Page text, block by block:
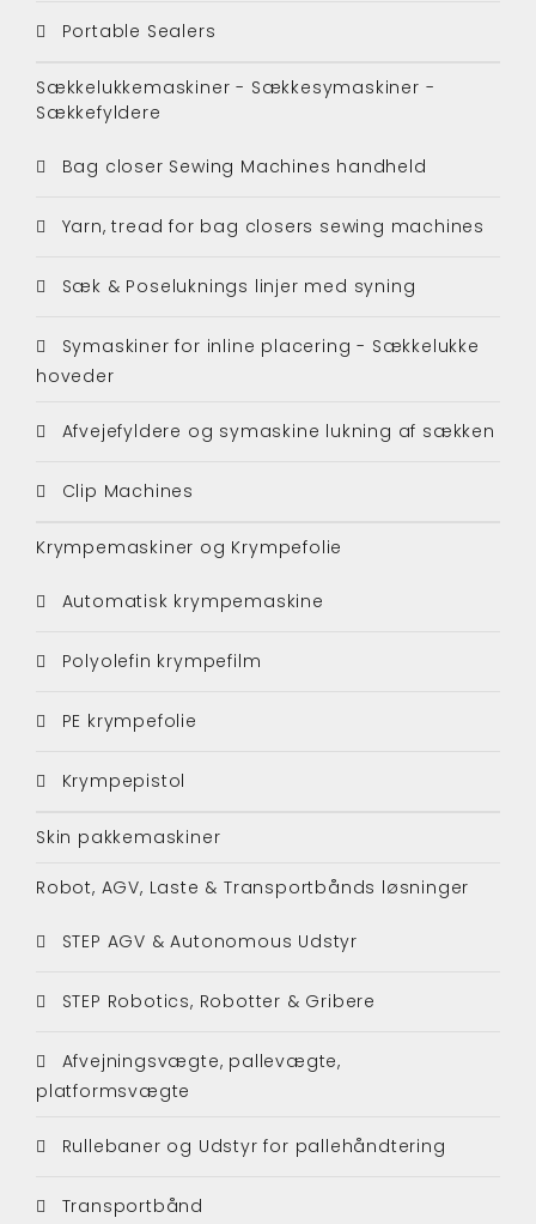
Portable Sealers
Sækkelukkemaskiner - Sækkesymaskiner -
Sækkefyldere
Bag closer Sewing Machines handheld
Yarn, tread for bag closers sewing machines
Sæk & Poseluknings linjer med syning
Symaskiner for inline placering - Sækkelukke
hoveder
Afvejefyldere og symaskine lukning af sækken
Clip Machines
Krympemaskiner og Krympefolie
Automatisk krympemaskine
Polyolefin krympefilm
PE krympefolie
Krympepistol
Skin pakkemaskiner
Robot, AGV, Laste & Transportbånds løsninger
STEP AGV & Autonomous Udstyr
STEP Robotics, Robotter & Gribere
Afvejningsvægte, pallevægte,
platformsvægte
Rullebaner og Udstyr for pallehåndtering
Transportbånd